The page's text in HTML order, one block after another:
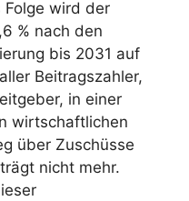
Folge wird der
% nach den
bis 2031 auf
Beitragszahler,
in einer
wirtschaftlichen
über Zuschüsse
nicht mehr.